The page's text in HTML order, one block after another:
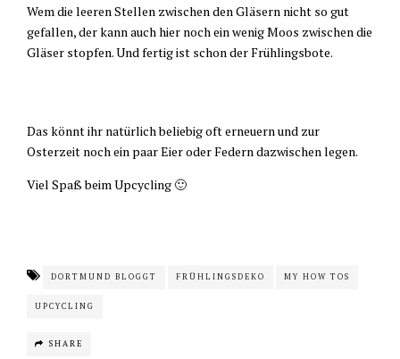
Wem die leeren Stellen zwischen den Gläsern nicht so gut
gefallen, der kann auch hier noch ein wenig Moos zwischen die
Gläser stopfen. Und fertig ist schon der Frühlingsbote.
Das könnt ihr natürlich beliebig oft erneuern und zur
Osterzeit noch ein paar Eier oder Federn dazwischen legen.
Viel Spaß beim Upcycling 🙂
DORTMUND BLOGGT FRÜHLINGSDEKO MY HOW TOS
UPCYCLING
SHARE